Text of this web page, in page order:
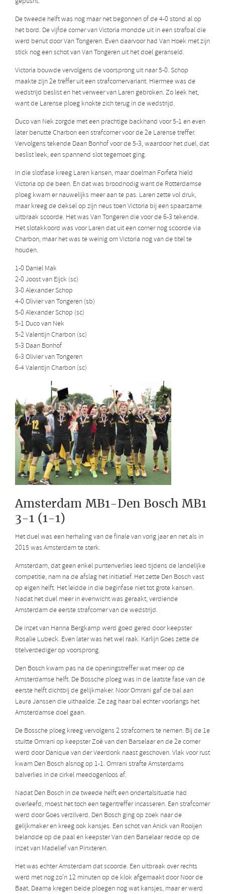
De tweede helft was nog maar net begonnen of de 4-0 stond al op
het bord. De vijfde corner van Victoria mondde uit in een strafbal die
werd benut door Van Tongeren. Even daarvoor had Van Hoek met zijn
stick nog een schot van Van Tongeren uit het doel geranseld.
Victoria bouwde vervolgens de voorsprong uit naar 5-0. Schop
maakte zijn 2e treffer uit een strafcornervariant. Hiermee was de
wedstrijd beslist en het verweer van Laren gebroken. Zo leek het,
want de Larense ploeg knokte zich terug in de wedstrijd.
Duco van Nek zorgde met een prachtige backhand voor 5-1 en even
later benutte Charbon een strafcorner voor de 2e Larense treffer.
Vervolgens tekende Daan Bonhof voor de 5-3, waardoor het duel, dat
beslist leek, een spannend slot tegemoet ging.
In die slotfase kreeg Laren kansen, maar doelman Forfeta hield
Victoria op de been. En dat was broodnodig want de Rotterdamse
ploeg kwam er nauwelijks meer aan te pas. Laren zette vol druk,
maar kreeg de deksel op zijn neus toen Victoria bij een spaarzame
uitbraak scoorde. Het was Van Tongeren die voor de 6-3 tekende.
Het slotakkoord was voor Laren dat uit een corner nog scoorde via
Charbon, maar het was te weinig om Victoria nog van de titel te
houden.
1-0 Daniel Mak
2-0 Joost van Eijck (sc)
3-0 Alexander Schop
4-0 Olivier van Tongeren (sb)
5-0 Alexander Schop (sc)
5-1 Duco van Nek
5-2 Valentijn Charbon (sc)
5-3 Daan Bonhof
6-3 Olivier van Tongeren
6-4 Valentijn Charbon (sc)
Amsterdam MB1-Den Bosch MB1
3-1 (1-1)
Het duel was een herhaling van de finale van vorig jaar en net als in
2015 was Amsterdam te sterk.
Amsterdam, dat geen enkel puntenverlies leed tijdens de landelijke
competitie, nam na de afslag het initiatief. Het zette Den Bosch vast
op eigen helft. Het leidde in die beginfase niet tot grote kansen.
Nadat het duel meer in evenwicht was geraakt, verdiende
Amsterdam de eerste strafcorner van de wedstrijd.
De inzet van Hanna Bergkamp werd goed gered door keepster
Rosalie Lubeck. Even later was het wel raak. Karlijn Goes zette de
titelverdediger op voorsprong.
Den Bosch kwam pas na de openingstreffer wat meer op de
Amsterdamse helft. De Bossche ploeg was in de laatste fase van de
eerste helft dichtbij de gelijkmaker. Noor Omrani gaf de bal aan
Laura Janssen die uithaalde. Ze zag haar bal echter voorlangs het
Amsterdamse doel gaan.
De Bossche ploeg kreeg vervolgens 2 strafcorners te nemen. Bij de 1e
stuitte Omrani op keepster Zoë van den Barselaar en de 2e corner
werd door Danique van der Veerdonk naast geschoven. Vlak voor rust
kwam Den Bosch alsnog op 1-1. Omrani strafte Amsterdams
balverlies in de cirkel meedogenloos af.
Nadat Den Bosch in de tweede helft een ondertalsituatie had
overleefd, moest het toch een tegentreffer incasseren. Een strafcorner
werd door Goes verzilverd. Den Bosch ging op zoek naar de
gelijkmaker en kreeg ook kansjes. Een schot van Anick van Rooijen
belandde op de paal en keepster Van den Barselaar redde op de
inzet van Madelief van Pinxteren.
Het was echter Amsterdam dat scoorde. Een uitbraak over rechts
werd met nog zo’n 12 minuten op de klok afgemaakt door Noor de
Baat. Daarna kregen beide ploegen nog wat kansjes, maar er werd